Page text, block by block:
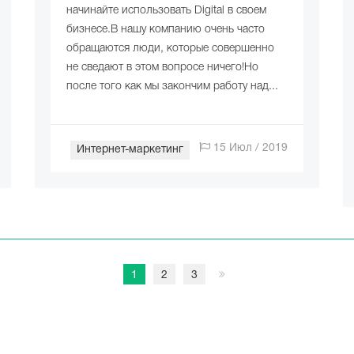
начинайте использовать Digital в своем
бизнесе.В нашу компанию очень часто
обращаются люди, которые совершенно
не сведают в этом вопросе ничего!Но
после того как мы закончим работу над...
Интернет-маркетинг 15 Июл / 2019
1 2 3